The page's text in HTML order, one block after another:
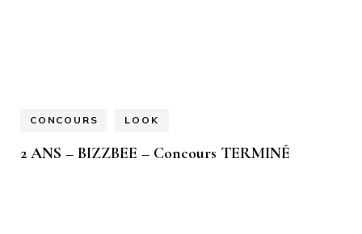
CONCOURS LOOK
2 ANS – BIZZBEE – Concours TERMINÉ